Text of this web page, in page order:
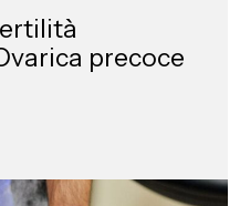
precoce